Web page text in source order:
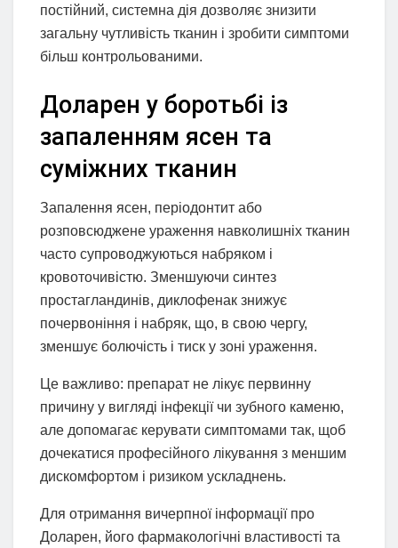
постійний, системна дія дозволяє знизити
загальну чутливість тканин і зробити симптоми
більш контрольованими.
Доларен у боротьбі із
запаленням ясен та
суміжних тканин
Запалення ясен, періодонтит або
розповсюджене ураження навколишніх тканин
часто супроводжуються набряком і
кровоточивістю. Зменшуючи синтез
простагландинів, диклофенак знижує
почервоніння і набряк, що, в свою чергу,
зменшує болючість і тиск у зоні ураження.
Це важливо: препарат не лікує первинну
причину у вигляді інфекції чи зубного каменю,
але допомагає керувати симптомами так, щоб
дочекатися професійного лікування з меншим
дискомфортом і ризиком ускладнень.
Для отримання вичерпної інформації про
Доларен, його фармакологічні властивості та